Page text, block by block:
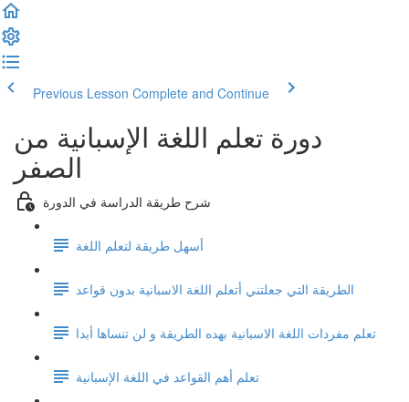
Previous Lesson Complete and Continue
دورة تعلم اللغة الإسبانية من
الصفر
شرح طريقة الدراسة في الدورة
أسهل طريقة لتعلم اللغة
الطريقة التي جعلتني أتعلم اللغة الاسبانية بدون قواعد
تعلم مفردات اللغة الاسبانية بهده الطريقة و لن تنساها أبدا
تعلم أهم القواعد في اللغة الإسبانية